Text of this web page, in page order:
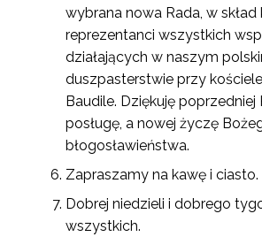
wybrana nowa Rada, w
reprezentanci wszystkich
działających w naszym
duszpasterstwie przy
Baudile. Dziękuję poprzedniej
posługę, a nowej życzę
błogosławieństwa.
Zapraszamy na kawę i ciasto.
Dobrej niedzieli i dobrego
wszystkich.